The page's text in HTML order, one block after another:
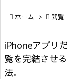
 ホーム >  閲覧
iPhoneアプリ
覧を完結させ
法。